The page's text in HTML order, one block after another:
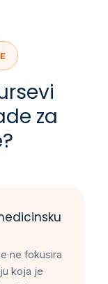
za
ne fokusira
koja je